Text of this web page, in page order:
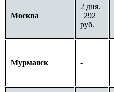
Москва
2 дня.
| 292
руб.
Мурманск -